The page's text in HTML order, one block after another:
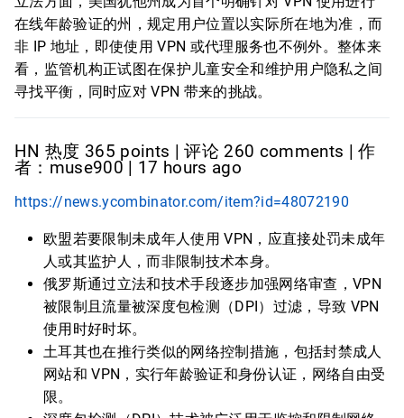
在线年龄验证的州，规定用户位置以实际所在地为准，而
非 IP 地址，即使使用 VPN 或代理服务也不例外。整体来
看，监管机构正试图在保护儿童安全和维护用户隐私之间
寻找平衡，同时应对 VPN 带来的挑战。
HN 热度 365 points | 评论 260 comments | 作
者：muse900 | 17 hours ago
https://news.ycombinator.com/item?id=48072190
欧盟若要限制未成年人使用 VPN，应直接处罚未成年
人或其监护人，而非限制技术本身。
俄罗斯通过立法和技术手段逐步加强网络审查，VPN
被限制且流量被深度包检测（DPI）过滤，导致 VPN
使用时好时坏。
土耳其也在推行类似的网络控制措施，包括封禁成人
网站和 VPN，实行年龄验证和身份认证，网络自由受
限。